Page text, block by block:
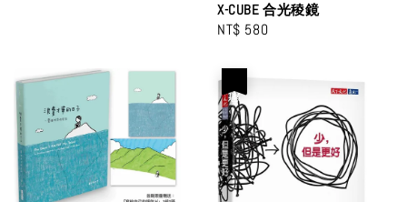
X-CUBE 合光稜鏡
Regular
NT$ 580